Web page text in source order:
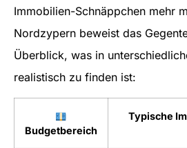
Immobilien-Schnäppchen mehr
Nordzypern beweist das
Überblick, was in
realistisch zu finden ist:
Budgetbereich
Typische